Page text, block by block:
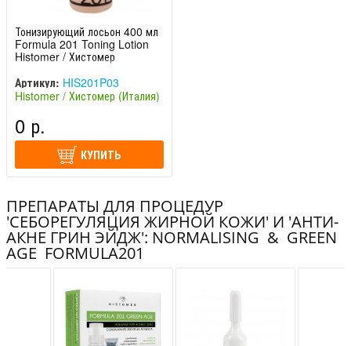
Тонизирующий лосьон 400 мл
Formula 201 Toning Lotion
Histomer / Хистомер
Артикул: HIS201P03
Histomer / Хистомер (Италия)
0 р.
КУПИТЬ
ПРЕПАРАТЫ ДЛЯ ПРОЦЕДУР
'СЕБОРЕГУЛЯЦИЯ ЖИРНОЙ КОЖИ' И 'АНТИ-
АКНЕ ГРИН ЭЙДЖ': NORMALISING & GREEN
AGE FORMULA201